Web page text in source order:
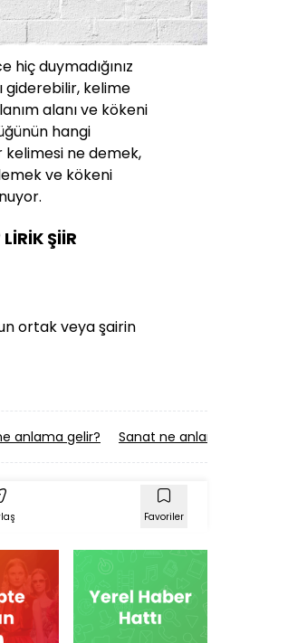
hiç duymadığınız
giderebilir, kelime
alanı ve kökeni
hangi
kelimesi ne demek,
ve kökeni
ŞİİR
ortak veya şairin
anlama gelir? Sanat ne anlama gelir?
Favoriler